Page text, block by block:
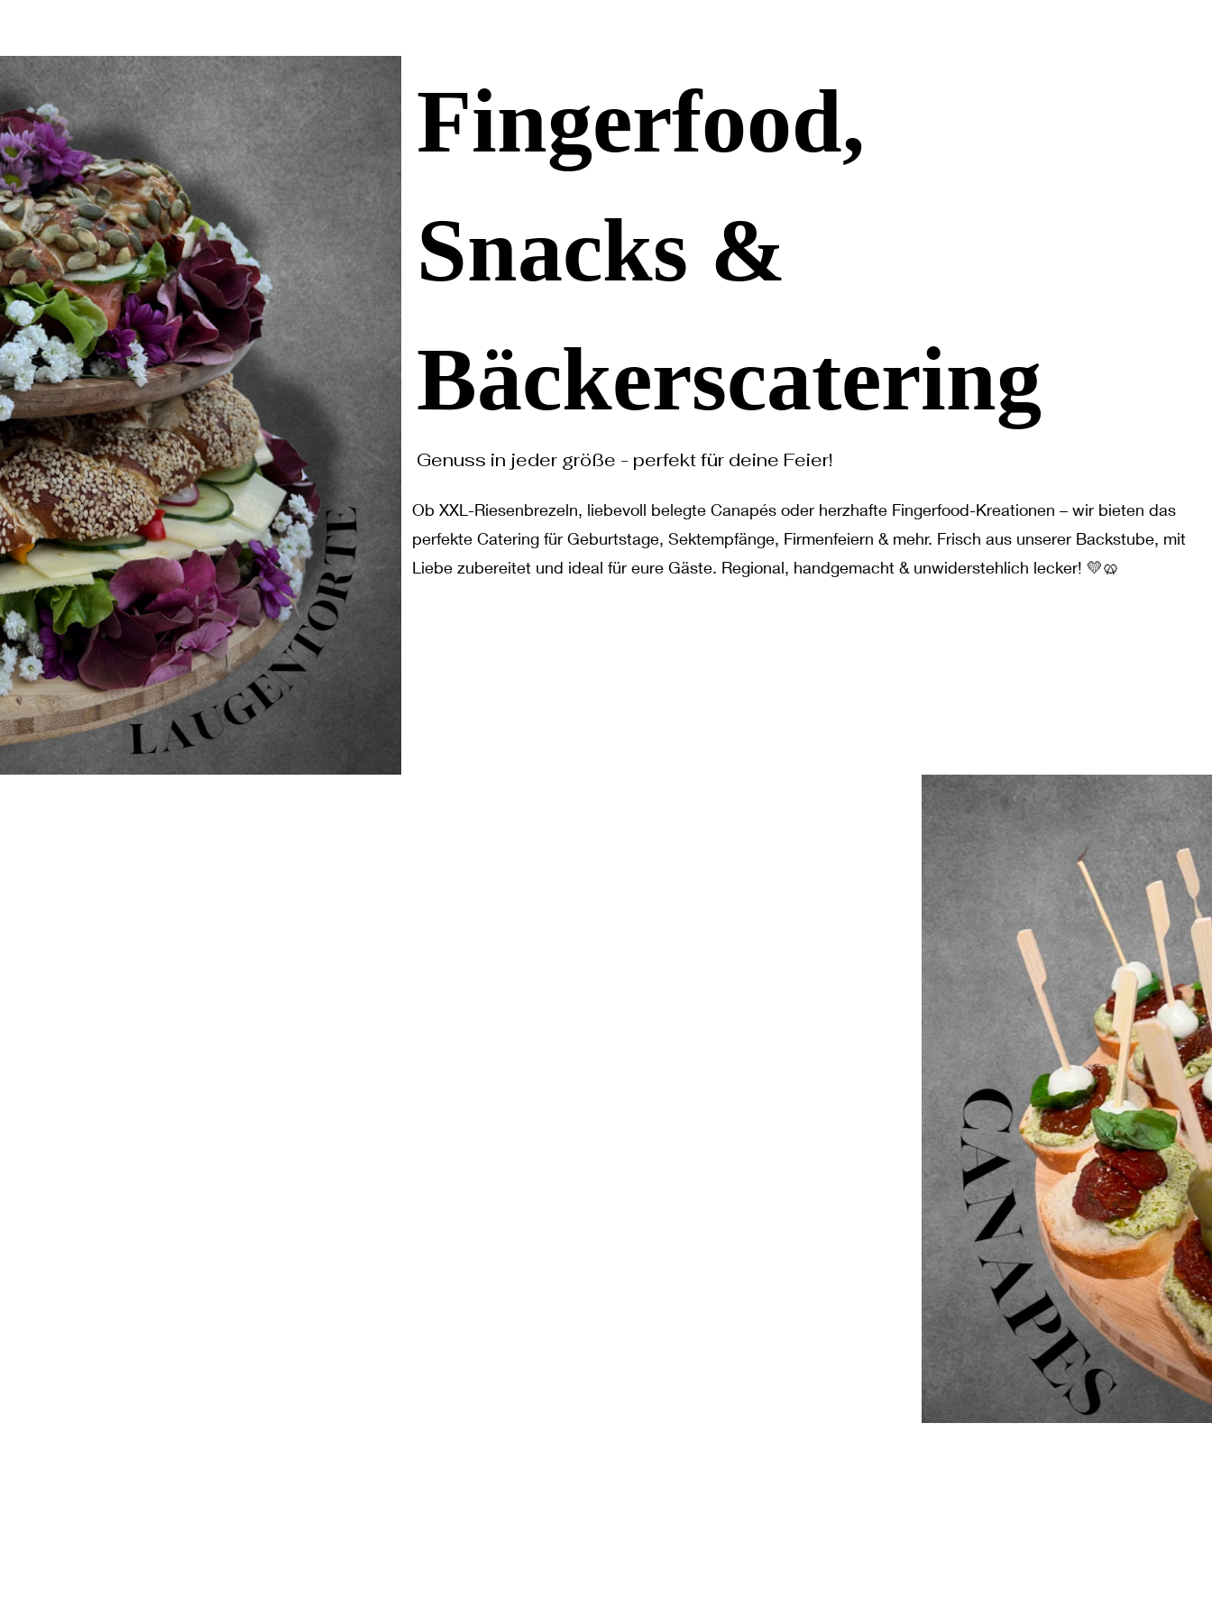
Fingerfood,
Snacks &
Bäckerscatering
Genuss in jeder größe - perfekt für deine Feier!
Ob XXL-Riesenbrezeln, liebevoll belegte Canapés oder herzhafte Fingerfood-Kreationen – wir bieten das
perfekte Catering für Geburtstage, Sektempfänge, Firmenfeiern & mehr. Frisch aus unserer Backstube, mit
Liebe zubereitet und ideal für eure Gäste. Regional, handgemacht & unwiderstehlich lecker! 💛🥨